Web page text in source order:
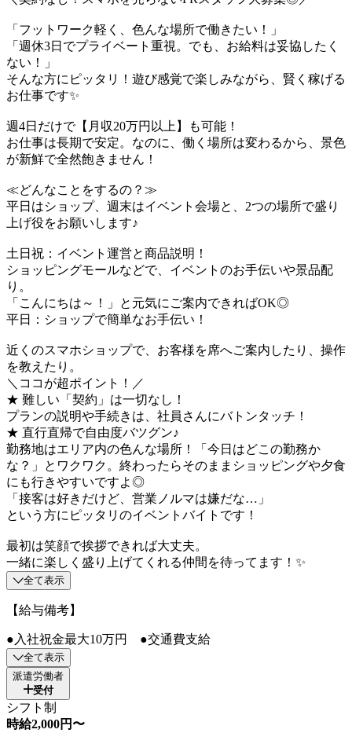
「フットワーク軽く、色んな場所で働きたい！」
「週休3日でプライベート重視。でも、お給料は妥協したく
ない！」
そんな方にピッタリ！遊び感覚で楽しみながら、賢く稼げる
お仕事です✨
週4日だけで【月収20万円以上】も可能！
お仕事は長期で安定。なのに、働く場所は変わるから、景色
が新鮮で全然飽きません！
≪どんなことをするの？≫
平日はショップ、週末はイベント会場と、2つの場所で盛り
上げ役をお願いします♪
土日祝：イベント運営と商品説明！
ショッピングモールなどで、イベントのお手伝いや景品配
り。
「こんにちは～！」と元気にご案内できればOK◎
平日：ショップで簡単なお手伝い！
近くのスマホショップで、お客様を席へご案内したり、操作
を教えたり。
＼ココが超ポイント！／
★ 難しい「契約」は一切なし！
プランの説明や手続きは、社員さんにバトンタッチ！
★ 直行直帰で自由度バツグン♪
勤務地はエリア内の色んな場所！「今日はどこの勤務か
な？」とワクワク。終わったらそのままショッピングや夕食
にも行きやすいですよ◎
「接客は好きだけど、営業ノルマは嫌だな…」
という方にピッタリのイベントバイトです！
最初は笑顔で挨拶できれば大丈夫。
一緒に楽しく盛り上げてくれる仲間を待ってます！✨
全て表示
【給与備考】
●入社祝金最大10万円 ●交通費支給
全て表示
派遣労働者
受付
シフト制
時給2,000円〜